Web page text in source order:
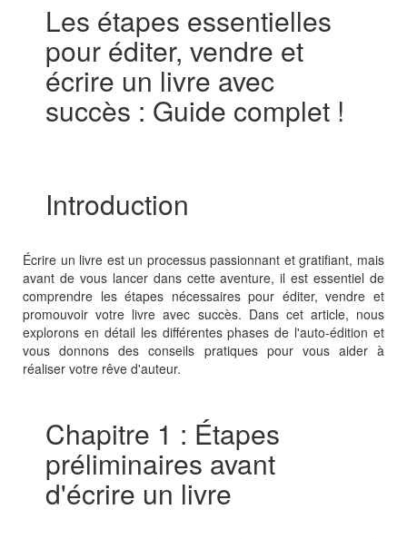
Les étapes essentielles
pour éditer, vendre et
écrire un livre avec
succès : Guide complet !
Introduction
Écrire un livre est un processus passionnant et gratifiant, mais
avant de vous lancer dans cette aventure, il est essentiel de
comprendre les étapes nécessaires pour éditer, vendre et
promouvoir votre livre avec succès. Dans cet article, nous
explorons en détail les différentes phases de l'auto-édition et
vous donnons des conseils pratiques pour vous aider à
réaliser votre rêve d'auteur.
Chapitre 1 : Étapes
préliminaires avant
d'écrire un livre